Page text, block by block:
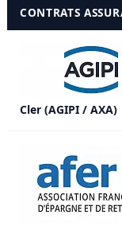
CONTRATS
Cler (AGIPI / AXA)